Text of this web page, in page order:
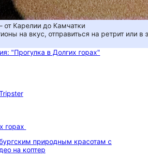
Карелии до Камчатки
на вкус, отправиться на ретрит или в
горах
природным красотам с
на коптер